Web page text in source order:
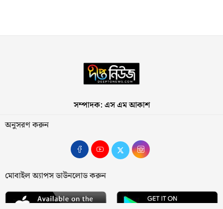
সম্পাদক: এস এম আকাশ
অনুসরণ করুন
মোবাইল অ্যাপস ডাউনলোড করুন